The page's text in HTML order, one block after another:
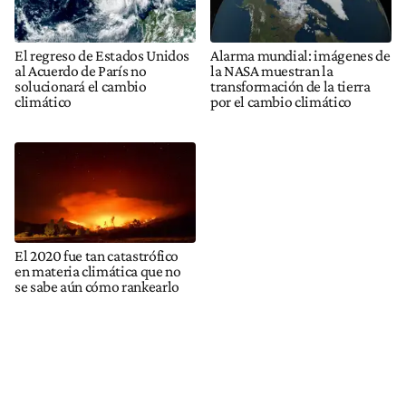
El regreso de Estados Unidos
al Acuerdo de París no
solucionará el cambio
climático
Alarma mundial: imágenes de
la NASA muestran la
transformación de la tierra
por el cambio climático
El 2020 fue tan catastrófico
en materia climática que no
se sabe aún cómo rankearlo